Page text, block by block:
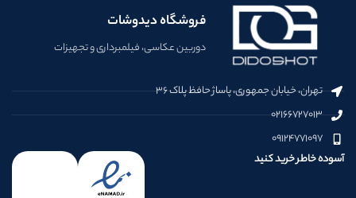
فروشگاه دیدوشات
دوربین عکاسی، فیلمبرداری و تجهیزات
تهران، خیابان جمهوری، پاساژ حافظ پلاک ۳۶
۰۲۱۶۶۷۲۷۰۱۳
۰۹۱۲۴۷۷۱۰۹۷
آسوده خاطر خرید کنید